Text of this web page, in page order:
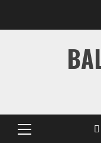
Основное